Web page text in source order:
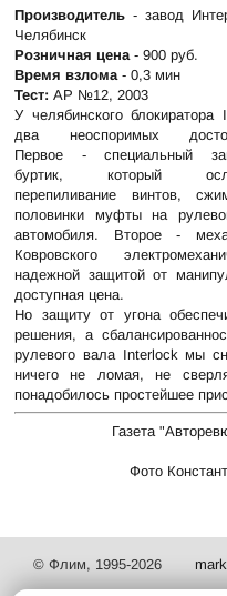
Производитель - завод
Челябинск
Розничная цена - 900 руб.
Время взлома - 0,3 мин
Тест: АР №12, 2003
У челябинского блокиратора
два неоспоримых
Первое - специальный
буртик, который
перепиливание винтов,
половинки муфты на
автомобиля. Второе -
Ковровского
надежной защитой от
доступная цена.
Но защиту от угона
решения, а
рулевого вала Interlock мы
ничего не ломая, не
понадобилось простейшее
Газета
Фото
© Флим, 1995-2026